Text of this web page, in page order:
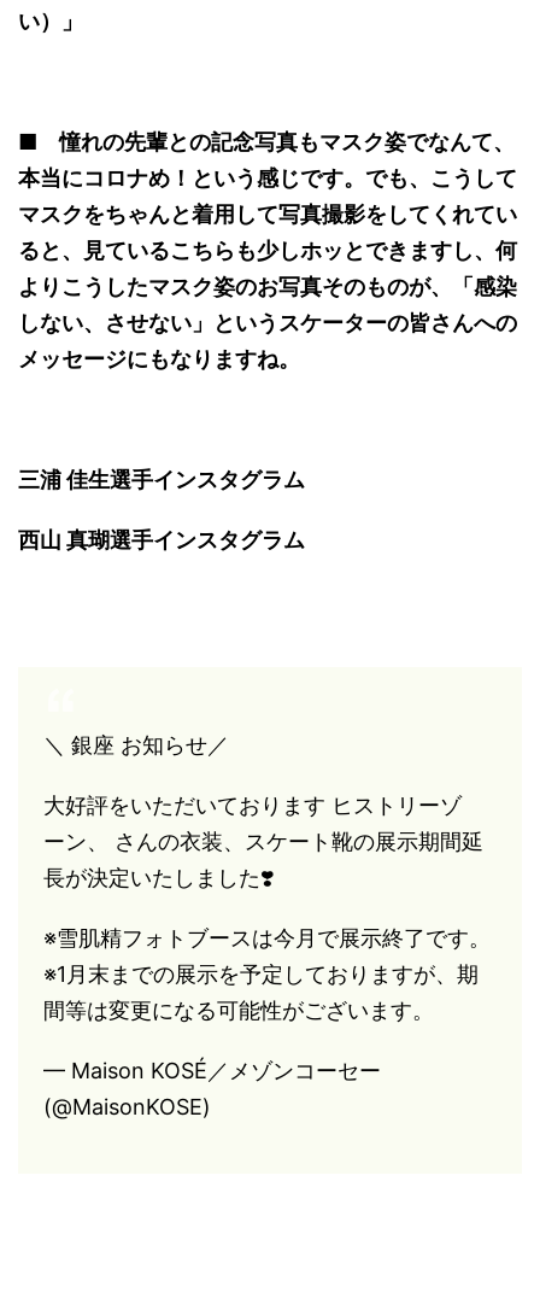
い）」
■ 憧れの先輩との記念写真もマスク姿でなんて、
本当にコロナめ！という感じです。でも、こうして
マスクをちゃんと着用して写真撮影をしてくれてい
ると、見ているこちらも少しホッとできますし、何
よりこうしたマスク姿のお写真そのものが、「感染
しない、させない」というスケーターの皆さんへの
メッセージにもなりますね。
三浦 佳生選手インスタグラム
西山 真瑚選手インスタグラム
＼ 銀座 お知らせ／
大好評をいただいております ヒストリーゾ
ーン、 さんの衣装、スケート靴の展示期間延
長が決定いたしました❣️
※雪肌精フォトブースは今月で展示終了です。
※1月末までの展示を予定しておりますが、期
間等は変更になる可能性がございます。
— Maison KOSÉ／メゾンコーセー
(@MaisonKOSE)